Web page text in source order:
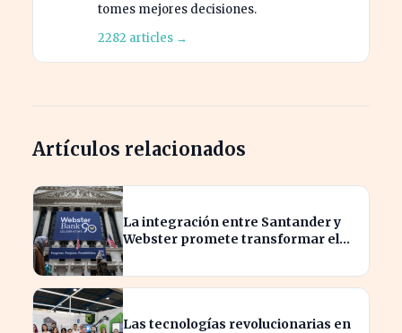
tomes mejores decisiones.
2282 articles →
Artículos relacionados
La integración entre Santander y
Webster promete transformar el
Las tecnologías revolucionarias en